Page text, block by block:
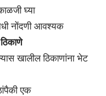
घ्या
नोंदणी आवश्यक
खालील ठिकाणांना भेट
एक